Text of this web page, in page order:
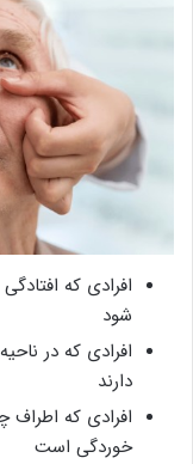
افرادی که
شود
افرادی که در
دارند
افرادی که اطراف
خوردگی است